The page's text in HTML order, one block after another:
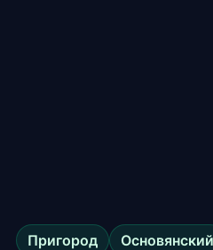
Пригород Основянский